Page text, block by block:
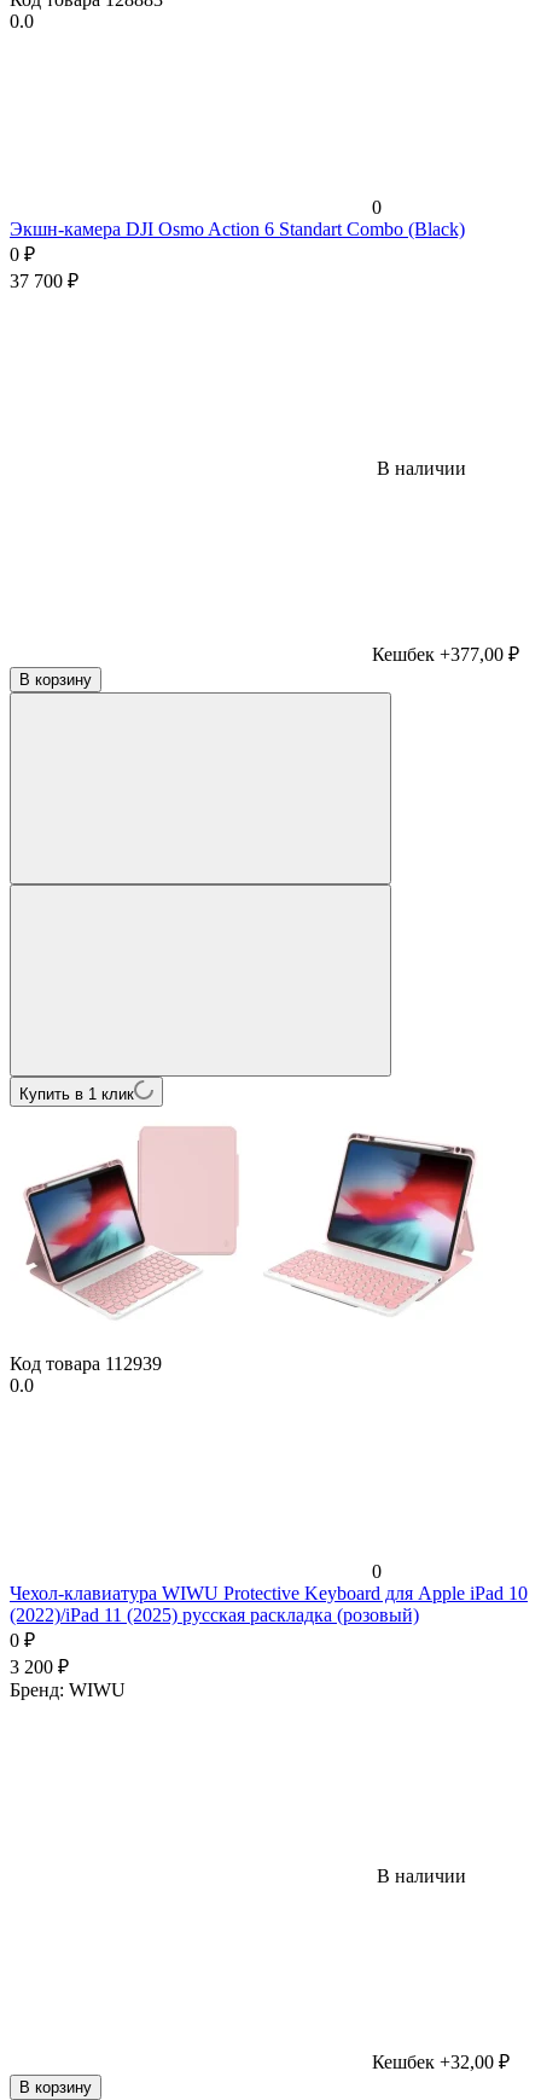
0.0
0
Экшн-камера DJI Osmo Action 6 Standart Combo (Black)
0 ₽
37 700 ₽
В наличии
Кешбек +377,00 ₽
В корзину
Купить в 1 клик
Код товара 112939
0.0
0
Чехол-клавиатура WIWU Protective Keyboard для Apple iPad 10
(2022)/iPad 11 (2025) русская раскладка (розовый)
0 ₽
3 200 ₽
Бренд: WIWU
В наличии
Кешбек +32,00 ₽
В корзину